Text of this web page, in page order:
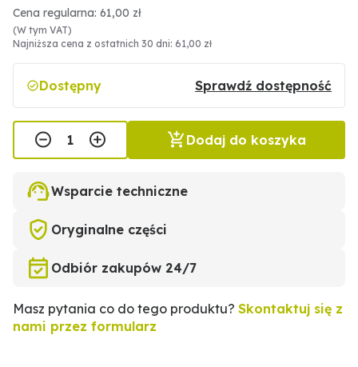
Cena regularna: 61,00 zł
(W tym VAT)
Najniższa cena z ostatnich 30 dni: 61,00 zł
Dostępny Sprawdź dostępność
Dodaj do koszyka
Wsparcie techniczne
Oryginalne części
Odbiór zakupów 24/7
Masz pytania co do tego produktu? Skontaktuj się z
nami przez formularz